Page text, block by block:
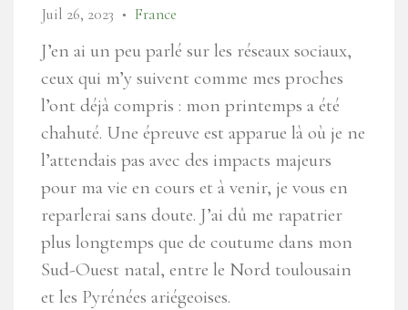
Juil 26, 2023 ● France
J’en ai un peu parlé sur les réseaux sociaux,
ceux qui m’y suivent comme mes proches
l’ont déjà compris : mon printemps a été
chahuté. Une épreuve est apparue là où je ne
l’attendais pas avec des impacts majeurs
pour ma vie en cours et à venir, je vous en
reparlerai sans doute. J’ai dû me rapatrier
plus longtemps que de coutume dans mon
Sud-Ouest natal, entre le Nord toulousain
et les Pyrénées ariégeoises.